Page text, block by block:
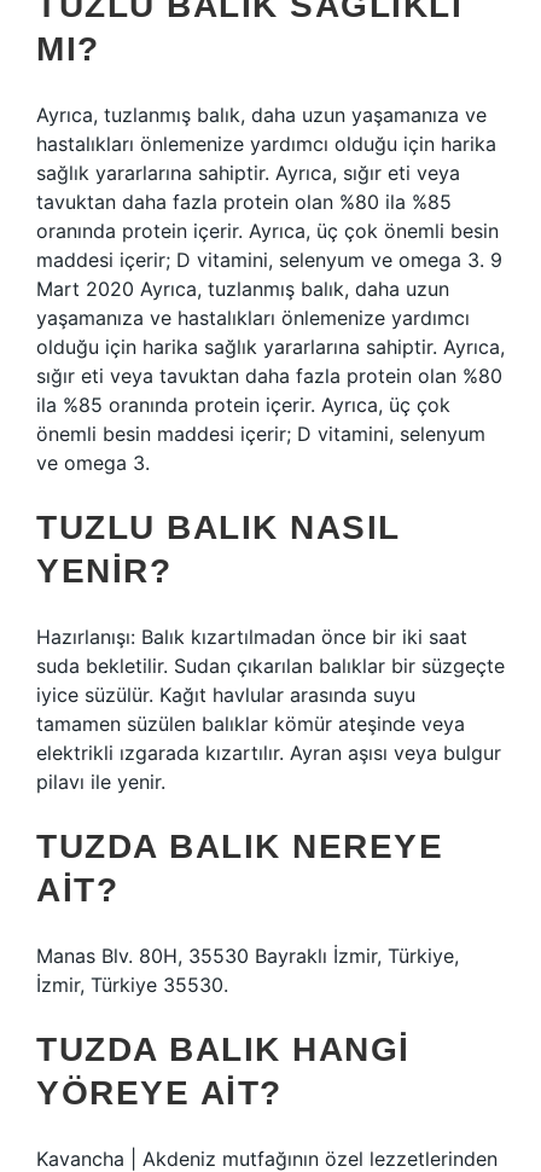
MI?
Ayrıca, tuzlanmış balık, daha uzun yaşamanıza ve
hastalıkları önlemenize yardımcı olduğu için harika
sağlık yararlarına sahiptir. Ayrıca, sığır eti veya
tavuktan daha fazla protein olan %80 ila %85
oranında protein içerir. Ayrıca, üç çok önemli besin
maddesi içerir; D vitamini, selenyum ve omega 3. 9
Mart 2020 Ayrıca, tuzlanmış balık, daha uzun
yaşamanıza ve hastalıkları önlemenize yardımcı
olduğu için harika sağlık yararlarına sahiptir. Ayrıca,
sığır eti veya tavuktan daha fazla protein olan %80
ila %85 oranında protein içerir. Ayrıca, üç çok
önemli besin maddesi içerir; D vitamini, selenyum
ve omega 3.
TUZLU BALIK NASIL
YENIR?
Hazırlanışı: Balık kızartılmadan önce bir iki saat
suda bekletilir. Sudan çıkarılan balıklar bir süzgeçte
iyice süzülür. Kağıt havlular arasında suyu
tamamen süzülen balıklar kömür ateşinde veya
elektrikli ızgarada kızartılır. Ayran aşısı veya bulgur
pilavı ile yenir.
TUZDA BALIK NEREYE
AIT?
Manas Blv. 80H, 35530 Bayraklı İzmir, Türkiye,
İzmir, Türkiye 35530.
TUZDA BALIK HANGI
YÖREYE AIT?
Kavancha | Akdeniz mutfağının özel lezzetlerinden